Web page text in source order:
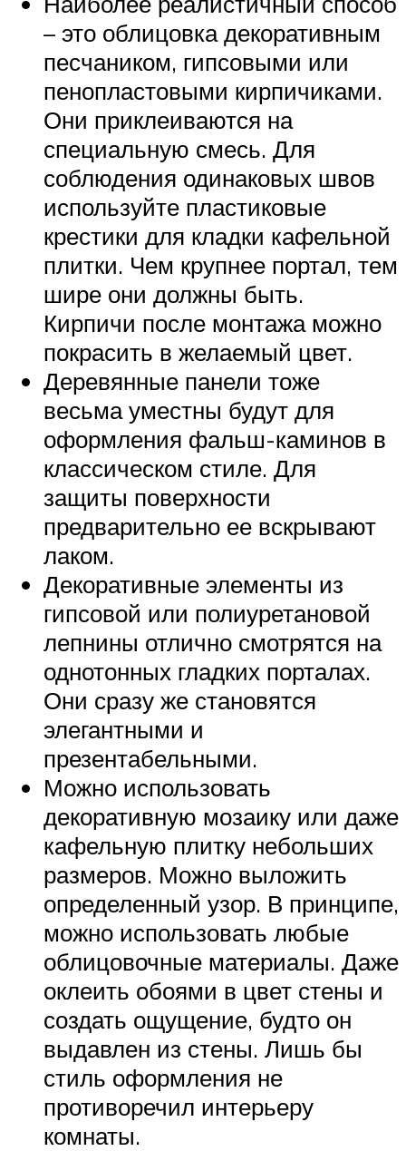
– это облицовка декоративным
песчаником, гипсовыми или
пенопластовыми кирпичиками.
Они приклеиваются на
специальную смесь. Для
соблюдения одинаковых швов
используйте пластиковые
крестики для кладки кафельной
плитки. Чем крупнее портал, тем
шире они должны быть.
Кирпичи после монтажа можно
покрасить в желаемый цвет.
Деревянные панели тоже
весьма уместны будут для
оформления фальш-каминов в
классическом стиле. Для
защиты поверхности
предварительно ее вскрывают
лаком.
Декоративные элементы из
гипсовой или полиуретановой
лепнины отлично смотрятся на
однотонных гладких порталах.
Они сразу же становятся
элегантными и
презентабельными.
Можно использовать
декоративную мозаику или даже
кафельную плитку небольших
размеров. Можно выложить
определенный узор. В принципе,
можно использовать любые
облицовочные материалы. Даже
оклеить обоями в цвет стены и
создать ощущение, будто он
выдавлен из стены. Лишь бы
стиль оформления не
противоречил интерьеру
комнаты.